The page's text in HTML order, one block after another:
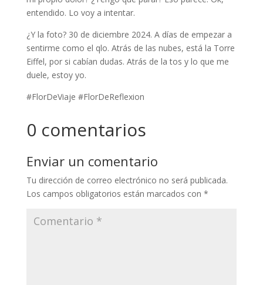
entendido. Lo voy a intentar.
¿Y la foto? 30 de diciembre 2024. A días de empezar a
sentirme como el qlo. Atrás de las nubes, está la Torre
Eiffel, por si cabían dudas. Atrás de la tos y lo que me
duele, estoy yo.
#FlorDeViaje #FlorDeReflexion
0 comentarios
Enviar un comentario
Tu dirección de correo electrónico no será publicada.
Los campos obligatorios están marcados con *